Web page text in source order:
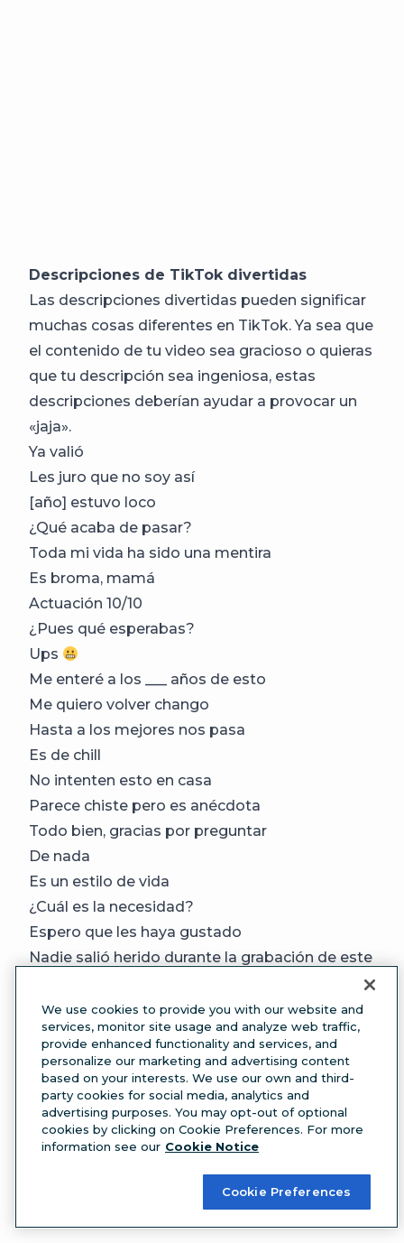
Descripciones de TikTok divertidas
Las descripciones divertidas pueden significar
muchas cosas diferentes en TikTok. Ya sea que
el contenido de tu video sea gracioso o quieras
que tu descripción sea ingeniosa, estas
descripciones deberían ayudar a provocar un
«jaja».
Ya valió
Les juro que no soy así
[año] estuvo loco
¿Qué acaba de pasar?
Toda mi vida ha sido una mentira
Es broma, mamá
Actuación 10/10
¿Pues qué esperabas?
Ups
Me enteré a los ___ años de esto
Me quiero volver chango
Hasta a los mejores nos pasa
Es de chill
No intenten esto en casa
Parece chiste pero es anécdota
Todo bien, gracias por preguntar
De nada
Es un estilo de vida
¿Cuál es la necesidad?
Espero que les haya gustado
Nadie salió herido durante la grabación de este
Dale like, comenta y suscríbete
El ____ perfecto no exis…
Compartir es cuidar
No, gracias
Justo cuando pensaba que no podía
mejorar/empeorar
We use cookies to provide you with our website and
services, monitor site usage and analyze web traffic,
provide enhanced functionality and services, and
personalize our marketing and advertising content
based on your interests. We use our own and third-
party cookies for social media, analytics and
advertising purposes. You may opt-out of optional
cookies by clicking on Cookie Preferences. For more
information see our Cookie Notice
Cookie Preferences